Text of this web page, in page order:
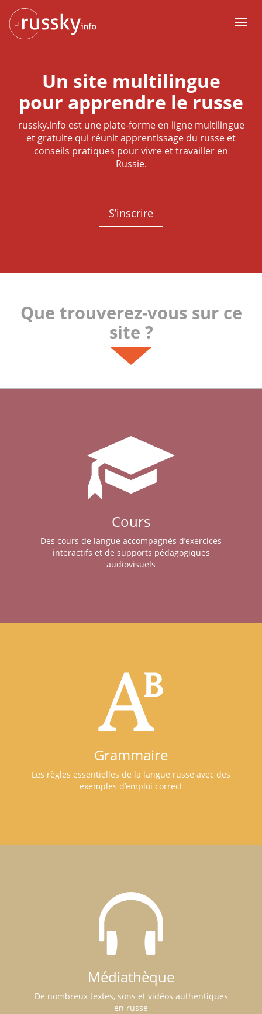
contenu
Un site multilingue
pour apprendre le russe
russky.info est une plate-forme en ligne multilingue
et gratuite qui réunit apprentissage du russe et
conseils pratiques pour vivre et travailler en
Russie.
S’inscrire
Que trouverez-vous sur ce
site ?
Cours
Des cours de langue accompagnés d’exercices
interactifs et de supports pédagogiques
audiovisuels
Grammaire
Les règles essentielles de la langue russe avec des
exemples d’emploi correct
Médiathèque
De nombreux textes, sons et vidéos authentiques
en russe